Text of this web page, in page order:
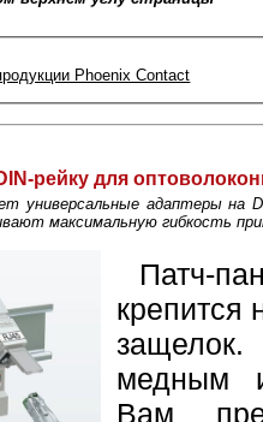
Phoenix Contact
рейку для
универсальные адаптеры на
максимальную гибкость
Патч-
медным
Вам